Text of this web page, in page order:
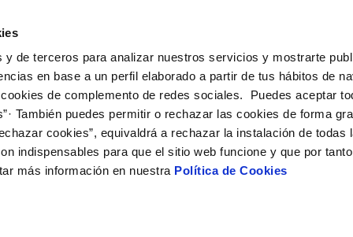
y de terceros para analizar nuestros servicios y mostrarte
en base a un perfil elaborado a partir de tus hábitos de
de complemento de redes sociales. Puedes aceptar
También puedes permitir o rechazar las cookies de forma
cookies”, equivaldrá a rechazar la instalación de todas
indispensables para que el sitio web funcione y que por
más información en nuestra Política de Cookies
de titular
de suministro
MODIFICACIÓN DE DATOS
Actualizar datos bancários
Actualizar datos de
Tu Servicio
AL CLIENTE
contacto
COMPROMISO DE SERVICIO
Carta de compromisos
Customer Counsel (Defensa del
Tu Agua
del agua
consumidor
CUIDADOS DEL AGUA
Consejos de ahorro
Depósitos comunitarios
Conócenos
DE GESTIÓN Y CERTIFICADOS
PERFIL DEL CONTRATANTE
Plataforma de contratación del
público
Licitaciones en curso